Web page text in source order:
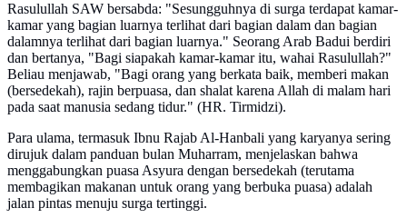
Rasulullah SAW bersabda: "Sesungguhnya di surga terdapat kamar-
kamar yang bagian luarnya terlihat dari bagian dalam dan bagian
dalamnya terlihat dari bagian luarnya." Seorang Arab Badui berdiri
dan bertanya, "Bagi siapakah kamar-kamar itu, wahai Rasulullah?"
Beliau menjawab, "Bagi orang yang berkata baik, memberi makan
(bersedekah), rajin berpuasa, dan shalat karena Allah di malam hari
pada saat manusia sedang tidur." (HR. Tirmidzi).
Para ulama, termasuk Ibnu Rajab Al-Hanbali yang karyanya sering
dirujuk dalam panduan bulan Muharram, menjelaskan bahwa
menggabungkan puasa Asyura dengan bersedekah (terutama
membagikan makanan untuk orang yang berbuka puasa) adalah
jalan pintas menuju surga tertinggi.